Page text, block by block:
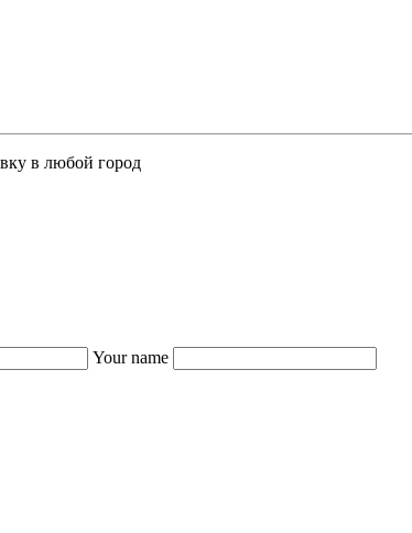
в любой город
Your name